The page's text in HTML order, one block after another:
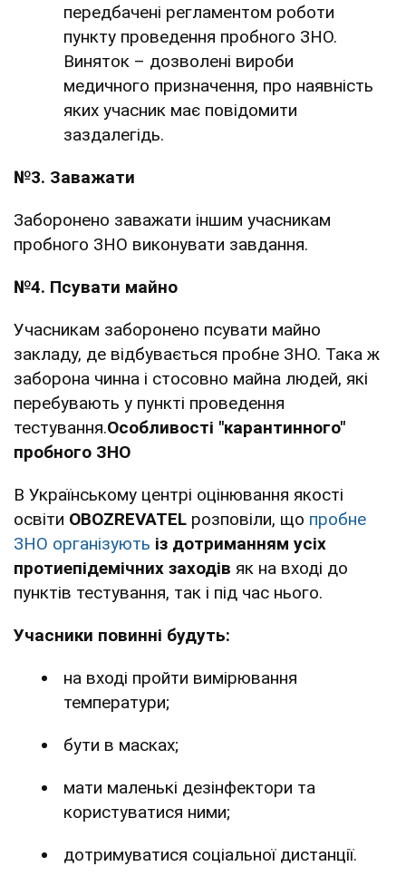
передбачені регламентом роботи
пункту проведення пробного ЗНО.
Виняток – дозволені вироби
медичного призначення, про наявність
яких учасник має повідомити
заздалегідь.
№3. Заважати
Заборонено заважати іншим учасникам
пробного ЗНО виконувати завдання.
№4. Псувати майно
Учасникам заборонено псувати майно
закладу, де відбувається пробне ЗНО. Така ж
заборона чинна і стосовно майна людей, які
перебувають у пункті проведення
тестування.Особливості "карантинного"
пробного ЗНО
В Українському центрі оцінювання якості
освіти OBOZREVATEL розповіли, що пробне
ЗНО організують із дотриманням усіх
протиепідемічних заходів як на вході до
пунктів тестування, так і під час нього.
Учасники повинні будуть:
на вході пройти вимірювання
температури;
бути в масках;
мати маленькі дезінфектори та
користуватися ними;
дотримуватися соціальної дистанції.